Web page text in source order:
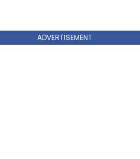
ADVERTISEMENT